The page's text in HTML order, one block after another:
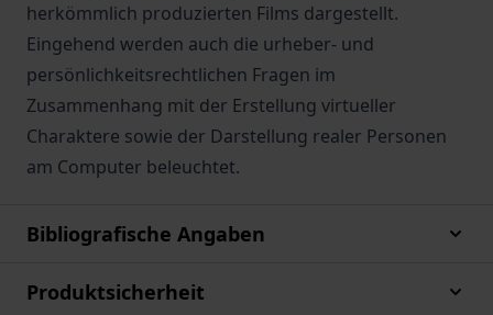
herkömmlich produzierten Films dargestellt.
Eingehend werden auch die urheber- und
persönlichkeitsrechtlichen Fragen im
Zusammenhang mit der Erstellung virtueller
Charaktere sowie der Darstellung realer Personen
am Computer beleuchtet.
Bibliografische Angaben
Produktsicherheit